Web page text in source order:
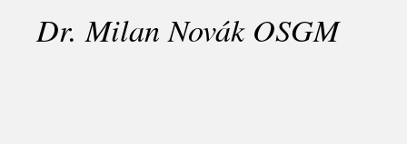
Dr. Milan Novák OSGM